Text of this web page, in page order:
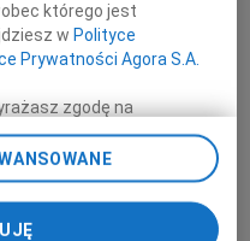
Łodzińskiego
którego jest
w Polityce
Prywatności Agora S.A.
zgodę na
plików typu cookie
Partnerów i Agora S.A.
Możesz też w każdej
plików cookie,
zarządzania Twoimi